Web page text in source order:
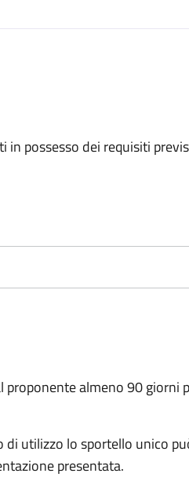
possesso dei requisiti
proponente almeno 90 giorni
utilizzo lo sportello unico
presentata.